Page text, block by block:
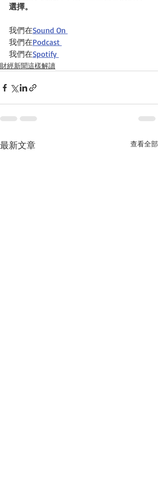
選擇。
我們在Sound On
我們在Podcast
我們在Spotify
財經新聞這樣解讀
最新文章 查看全部